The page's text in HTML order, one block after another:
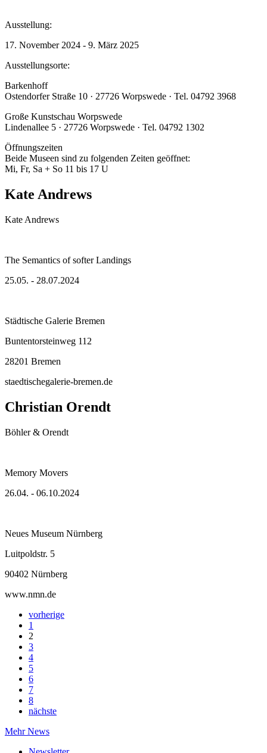
Ausstellung:
17. November 2024 - 9. März 2025
Ausstellungsorte:
Barkenhoff
Ostendorfer Straße 10 · 27726 Worpswede · Tel. 04792 3968
Große Kunstschau Worpswede
Lindenallee 5 · 27726 Worpswede · Tel. 04792 1302
Öffnungszeiten
Beide Museen sind zu folgenden Zeiten geöffnet:
Mi, Fr, Sa + So 11 bis 17 U
Kate Andrews
Kate Andrews
The Semantics of softer Landings
25.05. - 28.07.2024
Städtische Galerie Bremen
Buntentorsteinweg 112
28201 Bremen
staedtischegalerie-bremen.de
Christian Orendt
Böhler & Orendt
Memory Movers
26.04. - 06.10.2024
Neues Museum Nürnberg
Luitpoldstr. 5
90402 Nürnberg
www.nmn.de
vorherige
1
2
3
4
5
6
7
8
nächste
Mehr News